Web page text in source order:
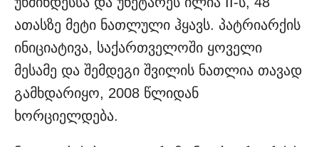
ათასზე მეტი ნათლული ჰყავს. პატრიარქის
ინიციატივა, საქართველოში ყოველი
მესამე და შემდეგი შვილის ნათლია თავად
გამხდარიყო, 2008 წლიდან
ხორციელდება.